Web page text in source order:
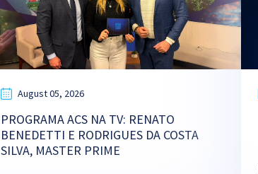
August 05, 2026
PROGRAMA ACS NA TV: RENATO
BENEDETTI E RODRIGUES DA COSTA
SILVA, MASTER PRIME